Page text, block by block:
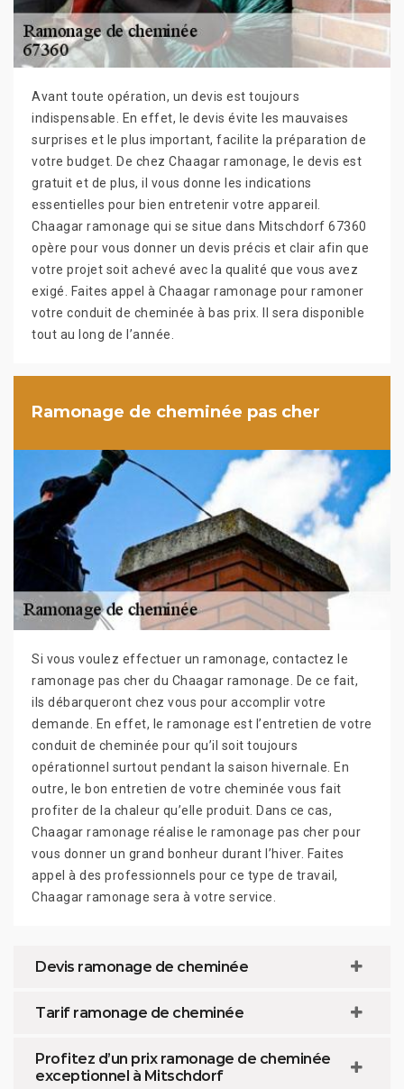
Avant toute opération, un devis est toujours
indispensable. En effet, le devis évite les mauvaises
surprises et le plus important, facilite la préparation de
votre budget. De chez Chaagar ramonage, le devis est
gratuit et de plus, il vous donne les indications
essentielles pour bien entretenir votre appareil.
Chaagar ramonage qui se situe dans Mitschdorf 67360
opère pour vous donner un devis précis et clair afin que
votre projet soit achevé avec la qualité que vous avez
exigé. Faites appel à Chaagar ramonage pour ramoner
votre conduit de cheminée à bas prix. Il sera disponible
tout au long de l’année.
Ramonage de cheminée pas cher
Si vous voulez effectuer un ramonage, contactez le
ramonage pas cher du Chaagar ramonage. De ce fait,
ils débarqueront chez vous pour accomplir votre
demande. En effet, le ramonage est l’entretien de votre
conduit de cheminée pour qu’il soit toujours
opérationnel surtout pendant la saison hivernale. En
outre, le bon entretien de votre cheminée vous fait
profiter de la chaleur qu’elle produit. Dans ce cas,
Chaagar ramonage réalise le ramonage pas cher pour
vous donner un grand bonheur durant l’hiver. Faites
appel à des professionnels pour ce type de travail,
Chaagar ramonage sera à votre service.
Devis ramonage de cheminée
Tarif ramonage de cheminée
Profitez d’un prix ramonage de cheminée
exceptionnel à Mitschdorf